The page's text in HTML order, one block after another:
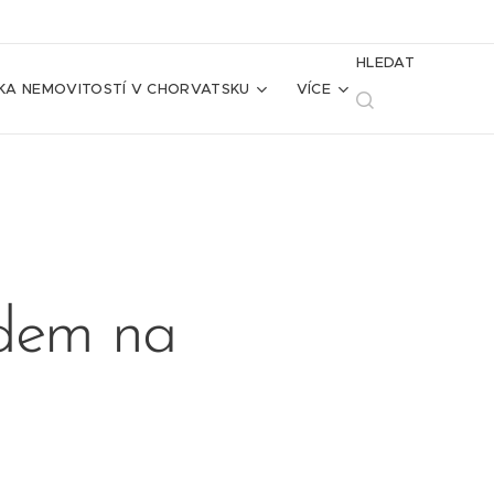
NEMOVITOSTÍ V CHORVATSKU VÍCE
HLEDAT
na